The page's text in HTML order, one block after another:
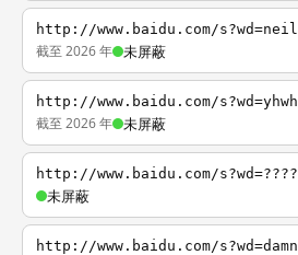
http://www.baidu.com/s?wd=neil
截至 2026 年 未屏蔽
http://www.baidu.com/s?wd=yhwh
截至 2026 年 未屏蔽
http://www.baidu.com/s?wd=????
未屏蔽
http://www.baidu.com/s?wd=damn